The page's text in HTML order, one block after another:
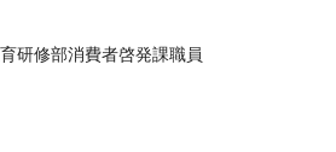
修部消費者啓発課職員